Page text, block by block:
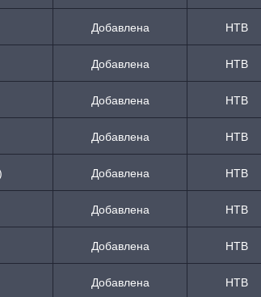
Добавлена НТВ
Добавлена НТВ
Добавлена НТВ
Добавлена НТВ
Добавлена НТВ
Добавлена НТВ
Добавлена НТВ
Добавлена НТВ